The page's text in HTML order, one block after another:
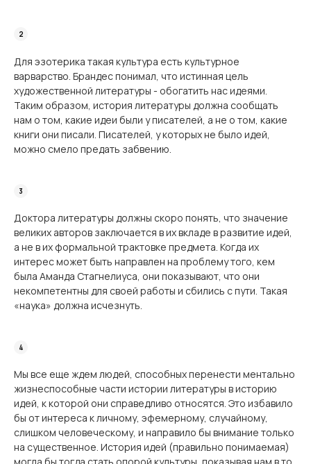
Для эзотерика такая культура есть культурное
варварство. Брандес понимал, что истинная цель
художественной литературы - обогатить нас идеями.
Таким образом, история литературы должна сообщать
нам о том, какие идеи были у писателей, а не о том, какие
книги они писали. Писателей, у которых не было идей,
можно смело предать забвению.
Доктора литературы должны скоро понять, что значение
великих авторов заключа­ется в их вкладе в развитие идей,
а не в их формальной трактовке предмета. Когда их
интерес может быть направлен на проблему того, кем
была Аманда Стагнелиуса, они показывают, что они
некомпетентны для своей работы и сбились с пути. Такая
«наука» должна исчезнуть.
Мы все еще ждем людей, способных перенести ментально
жизнеспособные части истории литературы в историю
идей, к которой они справедливо относятся. Это избавило
бы от интереса к личному, эфемерному, случайному,
слишком человеческому, и напра­вило бы внимание только
на существенное. История идей (правильно понимаемая)